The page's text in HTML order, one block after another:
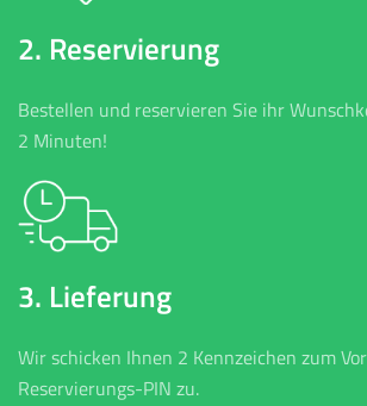
2. Reservierung
Bestellen und reservieren Sie ihr
2 Minuten!
3. Lieferung
Wir schicken Ihnen 2 Kennzeichen zum
Reservierungs-PIN zu.